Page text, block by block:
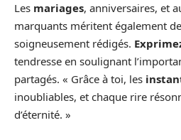
Les mariages, anniversaires, et
marquants méritent également
soigneusement rédigés.
tendresse en soulignant
partagés. « Grâce à toi, les
inoubliables, et chaque rire
d’éternité. »